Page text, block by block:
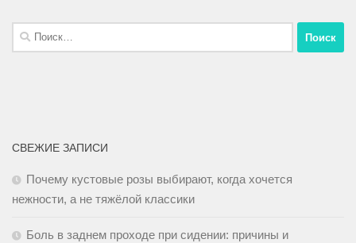
СВЕЖИЕ ЗАПИСИ
Почему кустовые розы выбирают, когда хочется
нежности, а не тяжёлой классики
Боль в заднем проходе при сидении: причины и